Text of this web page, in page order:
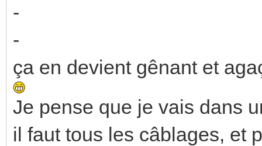
-
-
ça en devient gênant et
Je pense que je vais dans
il faut tous les câblages, et